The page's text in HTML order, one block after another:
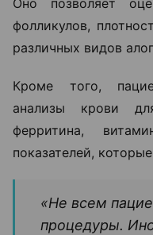
Оно позволяет
фолликулов,
различных видов
Кроме того,
анализы крови
ферритина,
показателей,
«Не всем
процедуры.